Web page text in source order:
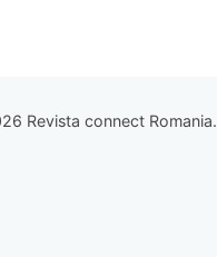
Revista connect Romania.